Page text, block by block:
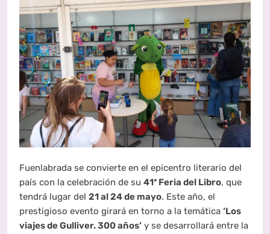
Fuenlabrada se convierte en el epicentro literario del
país con la celebración de su 41ª Feria del Libro, que
tendrá lugar del 21 al 24 de mayo. Este año, el
prestigioso evento girará en torno a la temática ‘Los
viajes de Gulliver. 300 años’ y se desarrollará entre la